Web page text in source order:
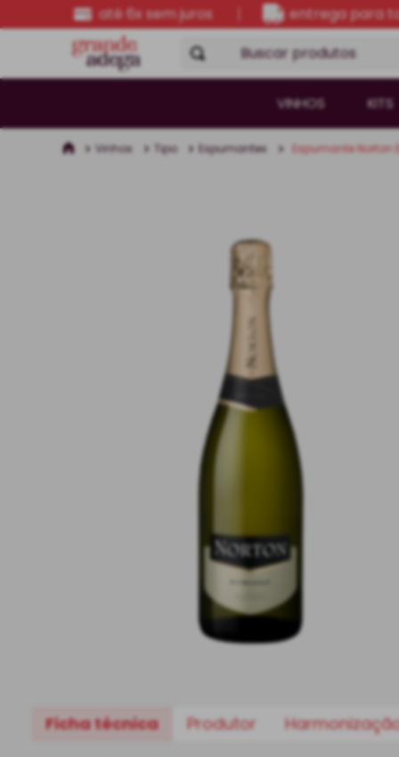
até 6x sem juros entrega para
Buscar produtos
VINHOS KITS
Vinhos Tipo Espumantes Espumante Norton
Ficha técnica Produtor